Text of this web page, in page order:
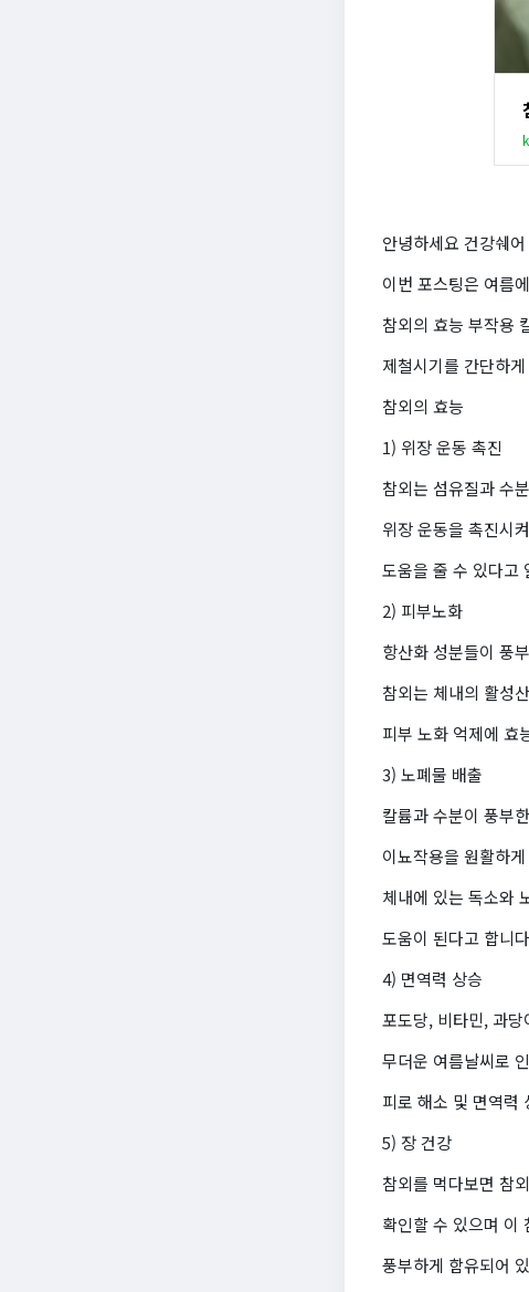
안녕하세요 건강쉐
이번 포스팅은 여름
참외의 효능 부작용
제철시기를 간단하
참외의 효능
1) 위장 운동 촉진
참외는 섬유질과 수
위장 운동을 촉진시
도움을 줄 수 있다고
2) 피부노화
항산화 성분들이 풍
참외는 체내의 활성
피부 노화 억제에 효
3) 노폐물 배출
칼륨과 수분이 풍부
이뇨작용을 원활하
체내에 있는 독소와
도움이 된다고 합니
4) 면역력 상승
포도당, 비타민, 과
무더운 여름날씨로
피로 해소 및 면역력
5) 장 건강
참외를 먹다보면 참
확인할 수 있으며 이
풍부하게 함유되어